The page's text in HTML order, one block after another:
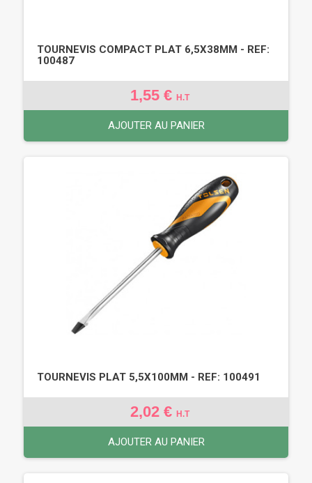
TOURNEVIS COMPACT PLAT 6,5X38MM - REF:
100487
1,55 € H.T
AJOUTER AU PANIER
TOURNEVIS PLAT 5,5X100MM - REF: 100491
2,02 € H.T
AJOUTER AU PANIER